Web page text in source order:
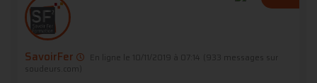
SavoirFer En ligne le 10/11/2019 à 07:14
(933 messages sur
soudeurs.com)